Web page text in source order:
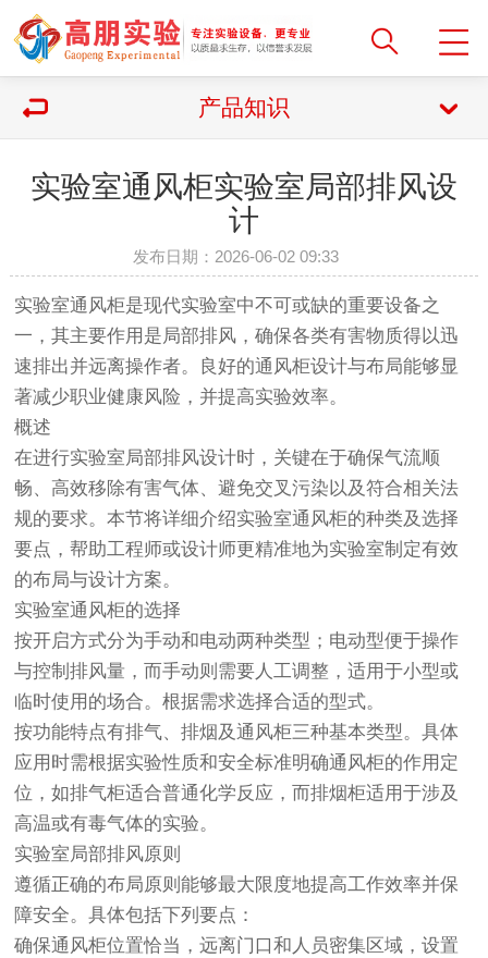
产品知识
实验室通风柜实验室局部排风设
计
发布日期：2026-06-02 09:33
实验室通风柜是现代实验室中不可或缺的重要设备之
一，其主要作用是局部排风，确保各类有害物质得以迅
速排出并远离操作者。良好的通风柜设计与布局能够显
著减少职业健康风险，并提高实验效率。
概述
在进行实验室局部排风设计时，关键在于确保气流顺
畅、高效移除有害气体、避免交叉污染以及符合相关法
规的要求。本节将详细介绍实验室通风柜的种类及选择
要点，帮助工程师或设计师更精准地为实验室制定有效
的布局与设计方案。
实验室通风柜的选择
按开启方式分为手动和电动两种类型；电动型便于操作
与控制排风量，而手动则需要人工调整，适用于小型或
临时使用的场合。根据需求选择合适的型式。
按功能特点有排气、排烟及通风柜三种基本类型。具体
应用时需根据实验性质和安全标准明确通风柜的作用定
位，如排气柜适合普通化学反应，而排烟柜适用于涉及
高温或有毒气体的实验。
实验室局部排风原则
遵循正确的布局原则能够最大限度地提高工作效率并保
障安全。具体包括下列要点：
确保通风柜位置恰当，远离门口和人员密集区域，设置